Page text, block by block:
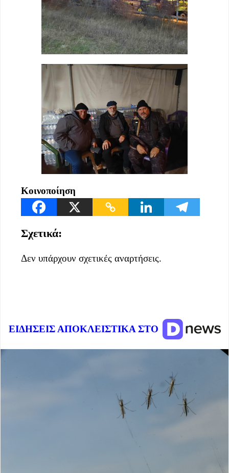
Κοινοποίηση
Σχετικά:
Δεν υπάρχουν σχετικές αναρτήσεις.
ΕΙΔΗΣΕΙΣ ΑΠΟΚΛΕΙΣΤΙΚΑ ΣΤΟ